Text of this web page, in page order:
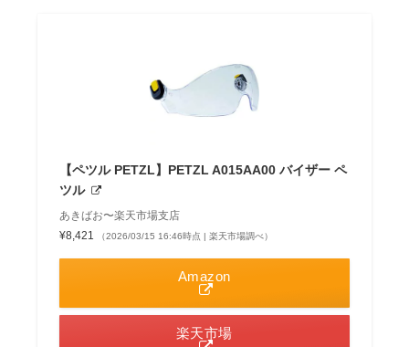
【ペツル PETZL】PETZL A015AA00 バイザー ペ
ツル
あきばお〜楽天市場支店
¥8,421
（2026/03/15 16:46時点 | 楽天市場調べ）
Amazon
楽天市場